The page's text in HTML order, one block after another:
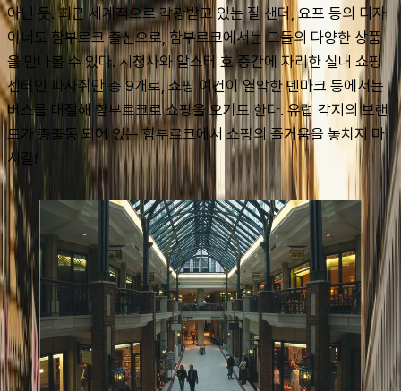
아닌 듯. 최근 세계적으로 각광받고 있는 질 샌더, 요프 등의 디자
이너도 함부르크 출신으로, 함부르크에서는 그들의 다양한 상품
을 만나볼 수 있다. 시청사와 알스터 호 중간에 자리한 실내 쇼핑
센터인 파사쥐만 총 9개로, 쇼핑 여건이 열악한 덴마크 등에서는
버스를 대절해 함부르크로 쇼핑을 오기도 한다. 유럽 각지의 브랜
드가 총출동 되어 있는 함부르크에서 쇼핑의 즐거움을 놓치지 마
시길!